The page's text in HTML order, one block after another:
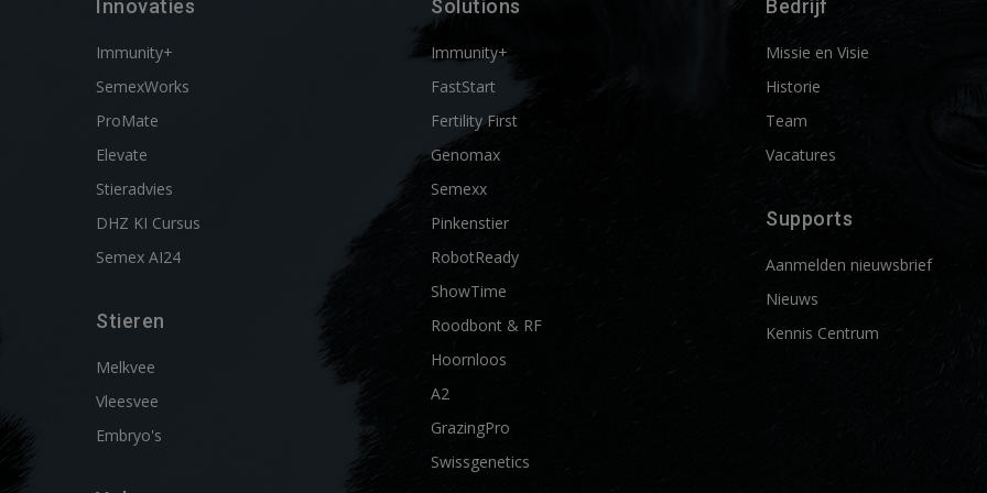
Innovaties
Immunity+
SemexWorks
ProMate
Elevate
Stieradvies
DHZ KI Cursus
Semex AI24
Stieren
Melkvee
Vleesvee
Embryo's
Solutions
Immunity+
FastStart
Fertility First
Genomax
Semexx
Pinkenstier
RobotReady
ShowTime
Roodbont & RF
Hoornloos
A2
GrazingPro
Swissgenetics
Bedrijf
Missie en Visie
Historie
Team
Vacatures
Supports
Aanmelden nieuwsbrief
Nieuws
Kennis Centrum